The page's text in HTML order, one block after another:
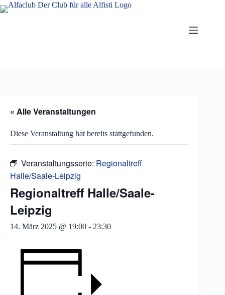
Zum
Inhalt
« Alle Veranstaltungen
Diese Veranstaltung hat bereits stattgefunden.
Veranstaltungsserie: Regionaltreff
Halle/Saale-Leipzig
Regionaltreff Halle/Saale-
Leipzig
14. März 2025 @ 19:00 - 23:30